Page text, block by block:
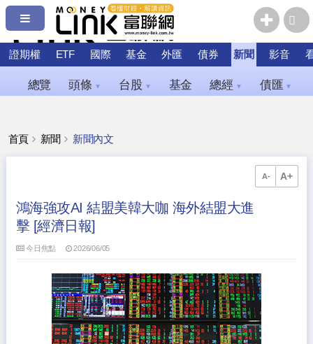
證期權 ETF 國際 基金 外匯 債券 新聞 影音
總覽 頭條 ▼ 台股 ▼ 基金 總經 ▼ 債匯 ▼
首頁 新聞 新聞內文
A- A+
鴻海強攻AI 結盟美韓大咖 海外結盟大進
擊 [經濟日報]
今日焦點 2026/06/05